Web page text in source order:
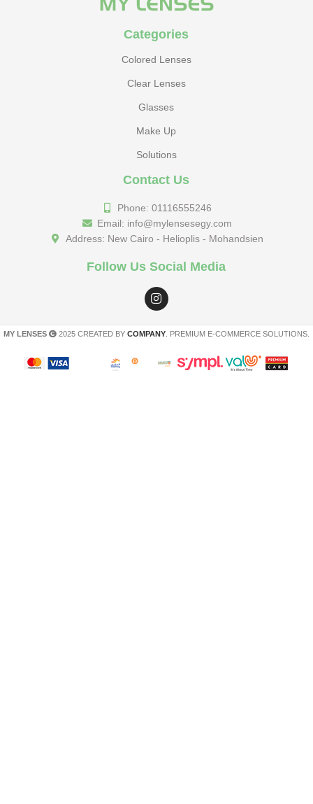
Categories
Colored Lenses
Clear Lenses
Glasses
Make Up
Solutions
Contact Us
Phone: 01116555246
Email: info@mylensesegy.com
Address: New Cairo - Helioplis - Mohandsien
Follow Us Social Media
MY LENSES 2025 CREATED BY COMPANY . PREMIUM E-COMMERCE SOLUTIONS.